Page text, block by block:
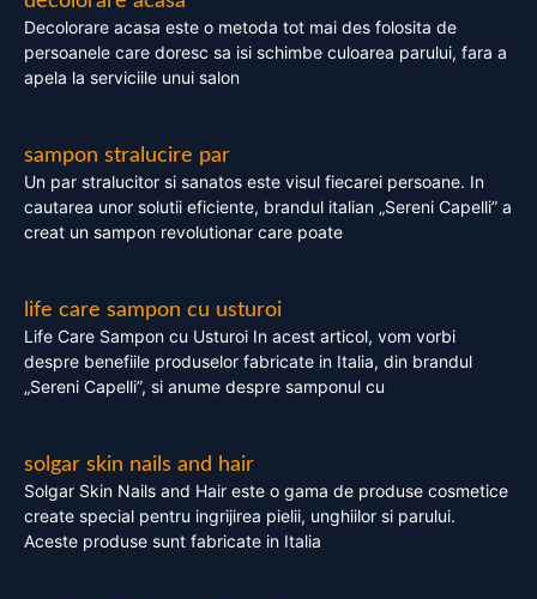
Decolorare acasa este o metoda tot mai des folosita de
persoanele care doresc sa isi schimbe culoarea parului, fara a
apela la serviciile unui salon
sampon stralucire par
Un par stralucitor si sanatos este visul fiecarei persoane. In
cautarea unor solutii eficiente, brandul italian „Sereni Capelli” a
creat un sampon revolutionar care poate
life care sampon cu usturoi
Life Care Sampon cu Usturoi In acest articol, vom vorbi
despre benefiile produselor fabricate in Italia, din brandul
„Sereni Capelli”, si anume despre samponul cu
solgar skin nails and hair
Solgar Skin Nails and Hair este o gama de produse cosmetice
create special pentru ingrijirea pielii, unghiilor si parului.
Aceste produse sunt fabricate in Italia